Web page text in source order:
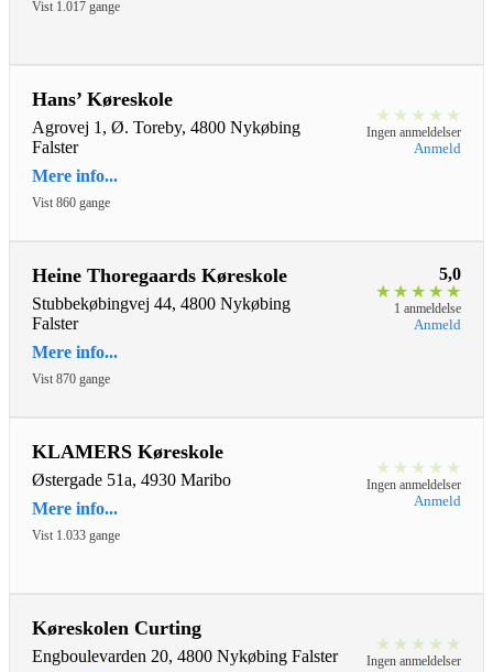
Vist 1.017 gange
Hans’ Køreskole
Agrovej 1, Ø. Toreby, 4800 Nykøbing
Falster
Mere info...
Vist 860 gange
★ ★ ★ ★ ★
Ingen anmeldelser
Anmeld
Heine Thoregaards Køreskole
Stubbekøbingvej 44, 4800 Nykøbing
Falster
Mere info...
Vist 870 gange
5,0
★ ★ ★ ★ ★
1 anmeldelse
Anmeld
KLAMERS Køreskole
Østergade 51a, 4930 Maribo
Mere info...
Vist 1.033 gange
★ ★ ★ ★ ★
Ingen anmeldelser
Anmeld
Køreskolen Curting
Engboulevarden 20, 4800 Nykøbing Falster
★ ★ ★ ★ ★
Ingen anmeldelser